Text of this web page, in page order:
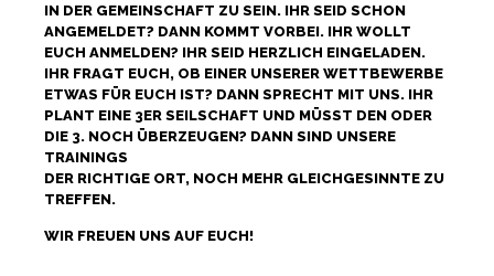
IN DER GEMEINSCHAFT ZU SEIN. IHR SEID SCHON
ANGEMELDET? DANN KOMMT VORBEI. IHR WOLLT
EUCH ANMELDEN? IHR SEID HERZLICH EINGELADEN.
IHR FRAGT EUCH, OB EINER UNSERER WETTBEWERBE
ETWAS FÜR EUCH IST? DANN SPRECHT MIT UNS. IHR
PLANT EINE 3ER SEILSCHAFT UND MÜSST DEN ODER
DIE 3. NOCH ÜBERZEUGEN? DANN SIND UNSERE
TRAININGS
DER RICHTIGE ORT, NOCH MEHR GLEICHGESINNTE ZU
TREFFEN.
WIR FREUEN UNS AUF EUCH!